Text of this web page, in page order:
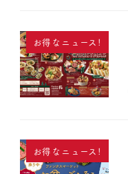
お得なニュース!
お得なニュース!